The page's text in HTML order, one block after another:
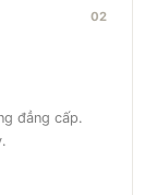
02
đẳng cấp.